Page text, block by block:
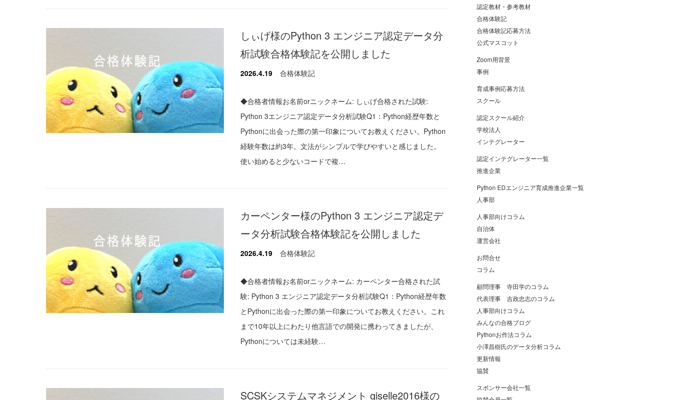
しぃげ様のPython 3 エンジニア認定データ分
析試験合格体験記を公開しました
2026.4.19 合格体験記
◆合格者情報お名前orニックネーム: しぃげ合格された試験:
Python 3エンジニア認定データ分析試験Q1：Python経歴年数と
Pythonに出会った際の第一印象についてお教えください。Python
経験年数は約3年。文法がシンプルで学びやすいと感じました。
使い始めると少ないコードで複…
カーペンター様のPython 3 エンジニア認定デ
ータ分析試験合格体験記を公開しました
2026.4.19 合格体験記
◆合格者情報お名前orニックネーム: カーペンター合格された試
験: Python 3 エンジニア認定データ分析試験Q1：Python経歴年数
とPythonに出会った際の第一印象についてお教えください。これ
まで10年以上にわたり他言語での開発に携わってきましたが、
Pythonについては未経験…
SCSKシステムマネジメント giselle2016様の
認定教材・参考教材
合格体験記
合格体験記応募方法
公式マスコット
Zoom用背景
事例
育成事例応募方法
スクール
認定スクール紹介
学校法人
インテグレーター
認定インテグレーター一覧
推進企業
Python EDエンジニア育成推進企業一覧
人事部
人事部向けコラム
自治体
運営会社
お問合せ
コラム
顧問理事 寺田学のコラム
代表理事 吉政忠志のコラム
人事部向けコラム
みんなの合格ブログ
Pythonお作法コラム
小澤昌樹氏のデータ分析コラム
更新情報
協賛
スポンサー会社一覧